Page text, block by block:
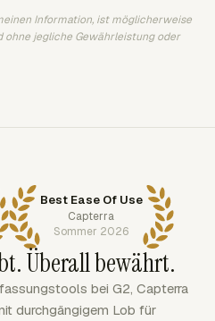
Information, ist möglicherweise
jegliche Gewährleistung oder
Best Ease Of Use
Capterra
Sommer 2026
Überall bewährt.
bei G2, Capterra
durchgängigem Lob für